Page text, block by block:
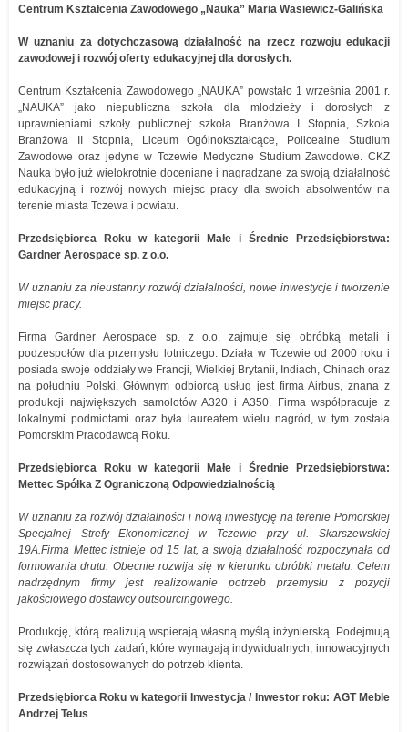
Centrum Kształcenia Zawodowego „Nauka” Maria Wasiewicz-Galińska
W uznaniu za dotychczasową działalność na rzecz rozwoju edukacji
zawodowej i rozwój oferty edukacyjnej dla dorosłych.
Centrum Kształcenia Zawodowego „NAUKA” powstało 1 września 2001 r.
„NAUKA” jako niepubliczna szkoła dla młodzieży i dorosłych z
uprawnieniami szkoły publicznej: szkoła Branżowa I Stopnia, Szkoła
Branżowa II Stopnia, Liceum Ogólnokształcące, Policealne Studium
Zawodowe oraz jedyne w Tczewie Medyczne Studium Zawodowe. CKZ
Nauka było już wielokrotnie doceniane i nagradzane za swoją działalność
edukacyjną i rozwój nowych miejsc pracy dla swoich absolwentów na
terenie miasta Tczewa i powiatu.
Przedsiębiorca Roku w kategorii Małe i Średnie Przedsiębiorstwa:
Gardner Aerospace sp. z o.o.
W uznaniu za nieustanny rozwój działalności, nowe inwestycje i tworzenie
miejsc pracy.
Firma Gardner Aerospace sp. z o.o. zajmuje się obróbką metali i
podzespołów dla przemysłu lotniczego. Działa w Tczewie od 2000 roku i
posiada swoje oddziały we Francji, Wielkiej Brytanii, Indiach, Chinach oraz
na południu Polski. Głównym odbiorcą usług jest firma Airbus, znana z
produkcji największych samolotów A320 i A350. Firma współpracuje z
lokalnymi podmiotami oraz była laureatem wielu nagród, w tym została
Pomorskim Pracodawcą Roku.
Przedsiębiorca Roku w kategorii Małe i Średnie Przedsiębiorstwa:
Mettec Spółka Z Ograniczoną Odpowiedzialnością
W uznaniu za rozwój działalności i nową inwestycję na terenie Pomorskiej
Specjalnej Strefy Ekonomicznej w Tczewie przy ul. Skarszewskiej
19A.Firma Mettec istnieje od 15 lat, a swoją działalność rozpoczynała od
formowania drutu. Obecnie rozwija się w kierunku obróbki metalu. Celem
nadrzędnym firmy jest realizowanie potrzeb przemysłu z pozycji
jakościowego dostawcy outsourcingowego.
Produkcję, którą realizują wspierają własną myślą inżynierską. Podejmują
się zwłaszcza tych zadań, które wymagają indywidualnych, innowacyjnych
rozwiązań dostosowanych do potrzeb klienta.
Przedsiębiorca Roku w kategorii Inwestycja / Inwestor roku: AGT Meble
Andrzej Telus